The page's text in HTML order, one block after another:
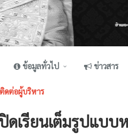
ข้อมูลทั่วไป ข่าวสาร
ติดต่อผู้บริหาร
ดเรียนเต็มรูปแบบ